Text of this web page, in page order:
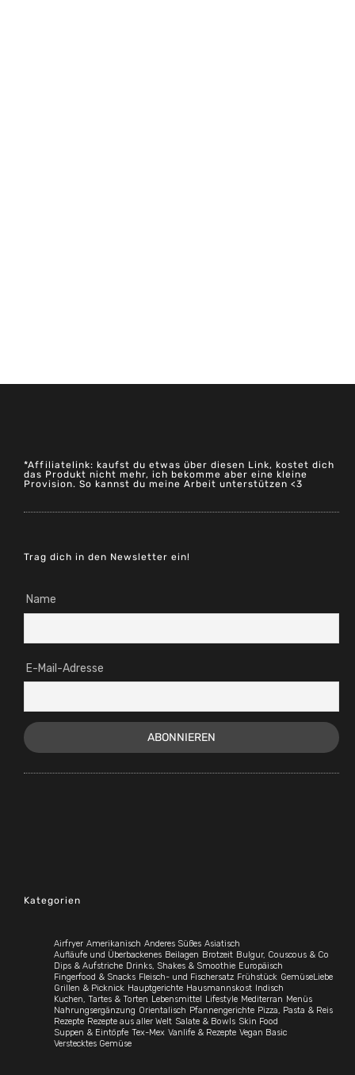
*Affiliatelink: kaufst du etwas über diesen Link, kostet dich
das Produkt nicht mehr, ich bekomme aber eine kleine
Provision. So kannst du meine Arbeit unterstützen <3
Trag dich in den Newsletter ein!
Name
E-Mail-Adresse
Kategorien
Airfryer Amerikanisch Anderes Süßes Asiatisch
Aufläufe und Überbackenes Beilagen Brotzeit Bulgur, Couscous & Co
Dips & Aufstriche Drinks, Shakes & Smoothie Europäisch
Fingerfood & Snacks Fleisch- und Fischersatz Frühstück GemüseLiebe
Grillen & Picknick Hauptgerichte Hausmannskost Indisch
Kuchen, Tartes & Torten Lebensmittel Lifestyle Mediterran Menüs
Nahrungsergänzung Orientalisch Pfannengerichte Pizza, Pasta & Reis
Rezepte Rezepte aus aller Welt Salate & Bowls Skin Food
Suppen & Eintöpfe Tex-Mex Vanlife & Rezepte Vegan Basic
Verstecktes Gemüse